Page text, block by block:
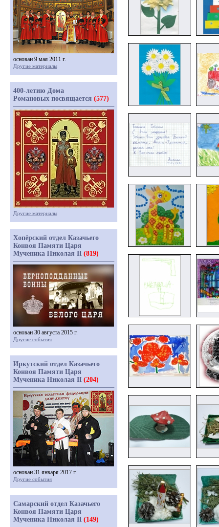
основан 9 мая 2011 г.
Другие материалы
400-летию Дома
Романовых посвящается (577)
Другие материалы
Хопёрский отдел Казачьего
Конвоя Памяти Царя
Мученика Николая II (819)
основан 30 августа 2015 г.
Другие события
Иркутский отдел Казачьего
Конвоя Памяти Царя
Мученика Николая II (204)
основан 31 января 2017 г.
Другие события
Самарский отдел Казачьего
Конвоя Памяти Царя
Мученика Николая II (149)